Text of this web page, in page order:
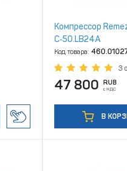
Компрессор
С‑50.LB24А
Код товара:
3
47 800 RUB
с НДС
В